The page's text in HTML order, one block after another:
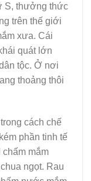
S, thưởng thức
trên thế giới
xưa. Cái
quát lớn
tộc. Ở nơi
thoảng thôi
cách chế
phần tinh tế
mắm
ngọt. Rau